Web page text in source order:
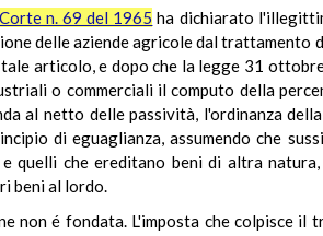
Corte n. 69 del 1965 ha dichiarato
delle aziende agricole dal
articolo, e dopo che la legge 31
o commerciali il computo della
al netto delle passività, l'ordinanza
di eguaglianza, assumendo che
quelli che ereditano beni di altra
beni al lordo.
non é fondata. L'imposta che colpisce il